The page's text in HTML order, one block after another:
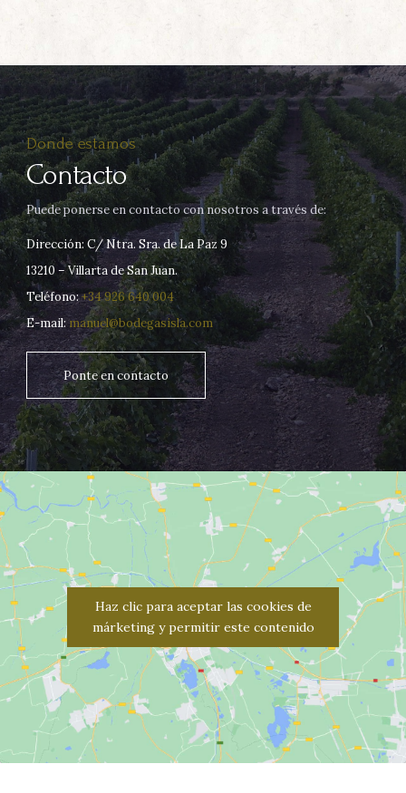
Donde estamos
Contacto
Puede ponerse en contacto con nosotros a través de:
Dirección: C/ Ntra. Sra. de La Paz 9
13210 – Villarta de San Juan.
Teléfono:+34 926 640 004
E-mail:manuel@bodegasisla.com
Ponte en contacto
Haz clic para aceptar las cookies de
márketing y permitir este contenido